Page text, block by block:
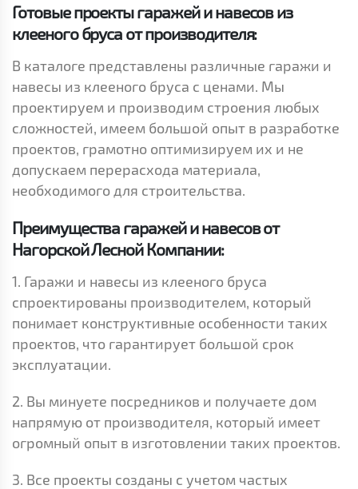
Готовые проекты гаражей и навесов из
клееного бруса от производителя:
В каталоге представлены различные гаражи и
навесы из клееного бруса с ценами. Мы
проектируем и производим строения любых
сложностей, имеем большой опыт в разработке
проектов, грамотно оптимизируем их и не
допускаем перерасхода материала,
необходимого для строительства.
Преимущества гаражей и навесов от
Нагорской Лесной Компании:
1. Гаражи и навесы из клееного бруса
спроектированы производителем, который
понимает конструктивные особенности таких
проектов, что гарантирует большой срок
эксплуатации.
2. Вы минуете посредников и получаете дом
напрямую от производителя, который имеет
огромный опыт в изготовлении таких проектов.
3. Все проекты созданы с учетом частых